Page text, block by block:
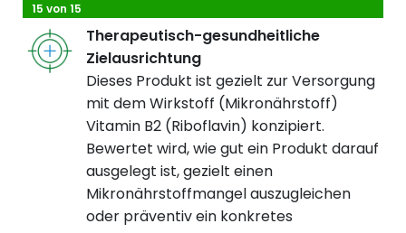
15 von 15
Therapeutisch-gesundheitliche
Zielausrichtung
Dieses Produkt ist gezielt zur Versorgung
mit dem Wirkstoff (Mikronährstoff)
Vitamin B2 (Riboflavin) konzipiert.
Bewertet wird, wie gut ein Produkt darauf
ausgelegt ist, gezielt einen
Mikronährstoffmangel auszugleichen
oder präventiv ein konkretes